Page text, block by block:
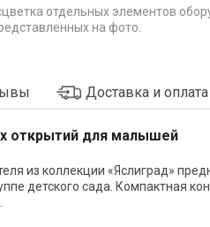
отдельных элементов
на фото.
Доставка и оплата
открытий для малышей
из коллекции «Яслиград»
детского сада. Компактная